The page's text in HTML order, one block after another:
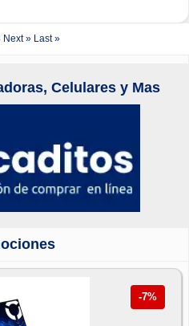
Next »Last »
Celulares y Mas
-7%